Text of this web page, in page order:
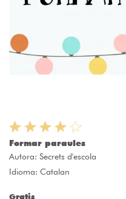
Formar paraules
Autora: Secrets d'escola
Idioma: Catalan
Gratis